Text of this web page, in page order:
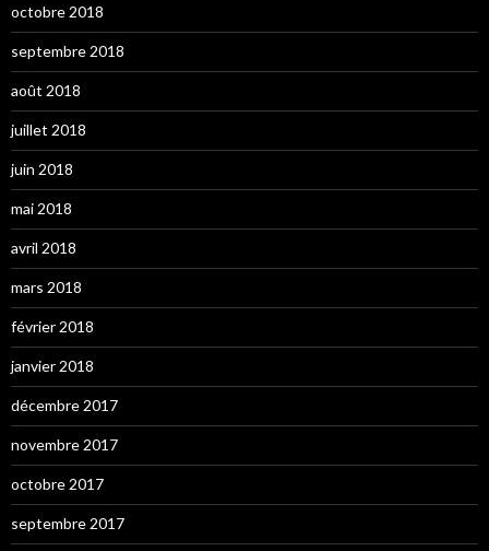
octobre 2018
septembre 2018
août 2018
juillet 2018
juin 2018
mai 2018
avril 2018
mars 2018
février 2018
janvier 2018
décembre 2017
novembre 2017
octobre 2017
septembre 2017